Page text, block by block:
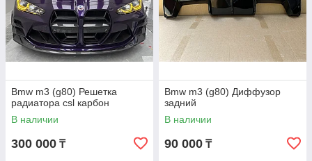
Bmw m3 (g80) Решетка
радиатора csl карбон
В наличии
300 000 ₸
Bmw m3 (g80) Диффузор
задний
В наличии
90 000 ₸